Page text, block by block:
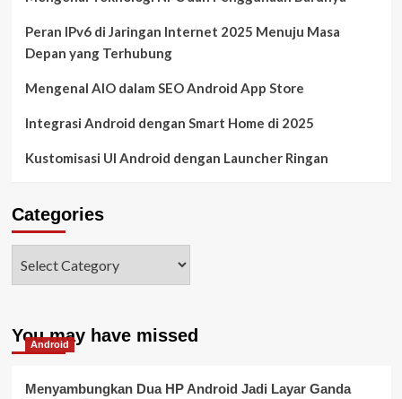
Peran IPv6 di Jaringan Internet 2025 Menuju Masa
Depan yang Terhubung
Mengenal AIO dalam SEO Android App Store
Integrasi Android dengan Smart Home di 2025
Kustomisasi UI Android dengan Launcher Ringan
Categories
You may have missed
Android
Menyambungkan Dua HP Android Jadi Layar Ganda